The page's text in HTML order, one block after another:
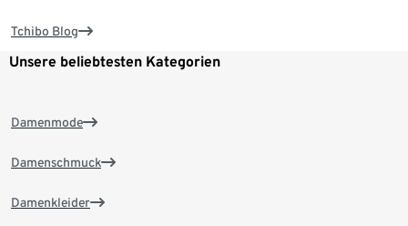
Tchibo Blog
Unsere beliebtesten Kategorien
Damenmode
Damenschmuck
Damenkleider